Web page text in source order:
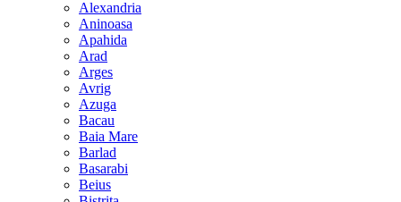
Alexandria
Aninoasa
Apahida
Arad
Arges
Avrig
Azuga
Bacau
Baia Mare
Barlad
Basarabi
Beius